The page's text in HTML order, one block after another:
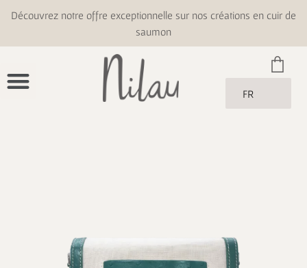
Découvrez notre offre exceptionnelle sur nos créations en cuir de
saumon
FR